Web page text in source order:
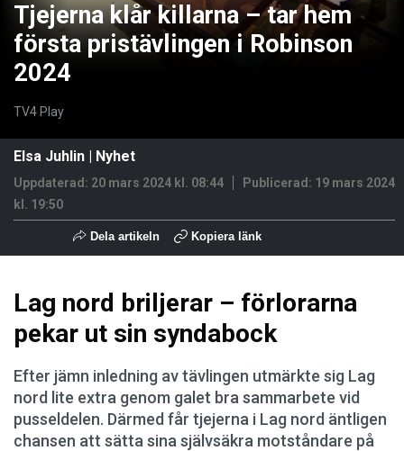
Tjejerna klår killarna – tar hem
första pristävlingen i Robinson
2024
TV4 Play
Elsa Juhlin | Nyhet
Uppdaterad: 20 mars 2024 kl. 08:44 Publicerad: 19 mars 2024
kl. 19:50
Dela artikeln Kopiera länk
Lag nord briljerar – förlorarna
pekar ut sin syndabock
Efter jämn inledning av tävlingen utmärkte sig Lag
nord lite extra genom galet bra sammarbete vid
pusseldelen. Därmed får tjejerna i Lag nord äntligen
chansen att sätta sina självsäkra motståndare på